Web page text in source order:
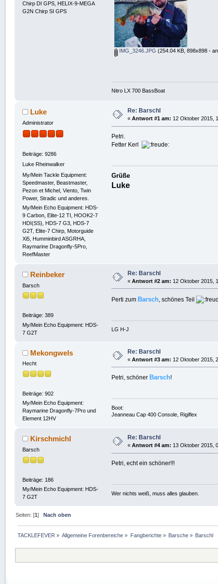
Chirp DI GPS, HELIX-9-MEGA
G2N Chirp SI GPS
IMG_3246.JPG (254.04 KB, 898x898 -
Nitro LX 700 BassBoat
Luke
Administrator
Beiträge: 9286
Luke Rheinwalker
My/Mein Tackle Equipment:
Speedmaster, Beastmaster,
Pezon et Michel, Viento, Twin
Power, Stradic und anderes.
My/Mein Echo Equipment: HDS-
9 Carbon, Elite-12 TI, HOOK2-7
HDI(SS), HDS-7 G3, HDS-7
G2T, Elite-7 Chirp, Motorguide
Xi5, Humminbird ASGRHA,
Raymarine Dragonfly-5Pro,
ReefMaster
Re: Barschl
« Antwort #1 am: 12 Oktober 2015,
Petri.
Fetter Kerl
Grüße
Luke
Reinbeker
Barsch
Beiträge: 389
My/Mein Echo Equipment: HDS-
7 G2T
Re: Barschl
« Antwort #2 am: 12 Oktober 2015,
Perti zum Barsch , schönes Teil
LG H-J
Mekongwels
Hecht
Beiträge: 902
My/Mein Echo Equipment:
Raymarine Dragonfly-7Pro und
Element 12HV
Re: Barschl
« Antwort #3 am: 12 Oktober 2015,
Petri, schöner Barsch!
Boot:
Jeanneau Cap 400 Console, Rigiflex
Kirschmichl
Barsch
Beiträge: 186
My/Mein Echo Equipment: HDS-
7 G2T
Re: Barschl
« Antwort #4 am: 13 Oktober 2015,
Petri, echt ein schöner!!!
Wer nichts weiß, muss alles glauben.
Seiten: [1]Nach oben
TACKLEFEVER » Allgemeine Forenbereiche » Fangberichte» Barsche » Barschl